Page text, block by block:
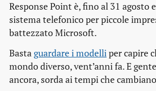
Response Point è, fino al 31 agosto
sistema telefonico per piccole
battezzato Microsoft.
Basta guardare i modelliper capire
mondo diverso, vent’anni fa. E
ancora, sorda ai tempi che